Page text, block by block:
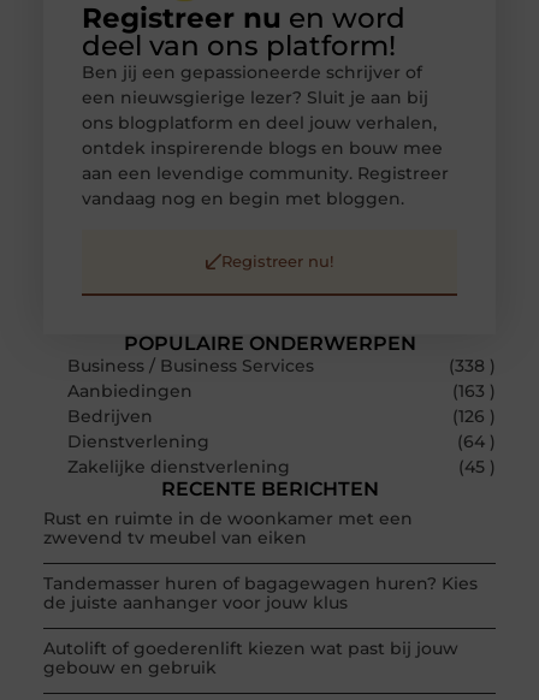
POPULAIRE ONDERWERPEN
Business / Business Services
(338 )
Aanbiedingen
(163 )
Bedrijven
(126 )
Dienstverlening
(64 )
Zakelijke dienstverlening
(45 )
RECENTE BERICHTEN
Rust en ruimte in de woonkamer met een
zwevend tv meubel van eiken
Tandemasser huren of bagagewagen huren? Kies
de juiste aanhanger voor jouw klus
Autolift of goederenlift kiezen wat past bij jouw
gebouw en gebruik
Registreer nu en word
deel van ons platform!
Ben jij een gepassioneerde schrijver of
een nieuwsgierige lezer? Sluit je aan bij
ons blogplatform en deel jouw verhalen,
ontdek inspirerende blogs en bouw mee
aan een levendige community. Registreer
vandaag nog en begin met bloggen.
Registreer nu!